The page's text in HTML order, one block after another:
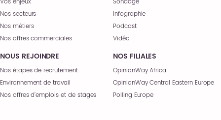
Nos secteurs
Nos métiers
Nos offres commerciales
Infographie
Podcast
Vidéo
NOUS REJOINDRE
Nos étapes de recrutement
Environnement de travail
Nos offres d’emplois et de stages
NOS FILIALES
OpinionWay Africa
OpinionWay Central Eastern Europe
Polling Europe